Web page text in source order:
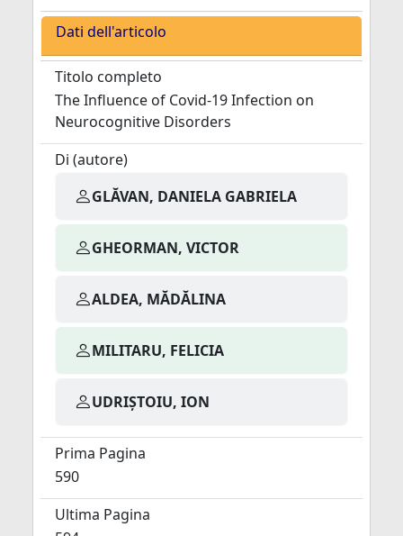
Dati dell'articolo
Titolo completo
The Influence of Covid-19 Infection on
Neurocognitive Disorders
Di (autore)
GLĂVAN, DANIELA GABRIELA
GHEORMAN, VICTOR
ALDEA, MĂDĂLINA
MILITARU, FELICIA
UDRIȘTOIU, ION
Prima Pagina
590
Ultima Pagina